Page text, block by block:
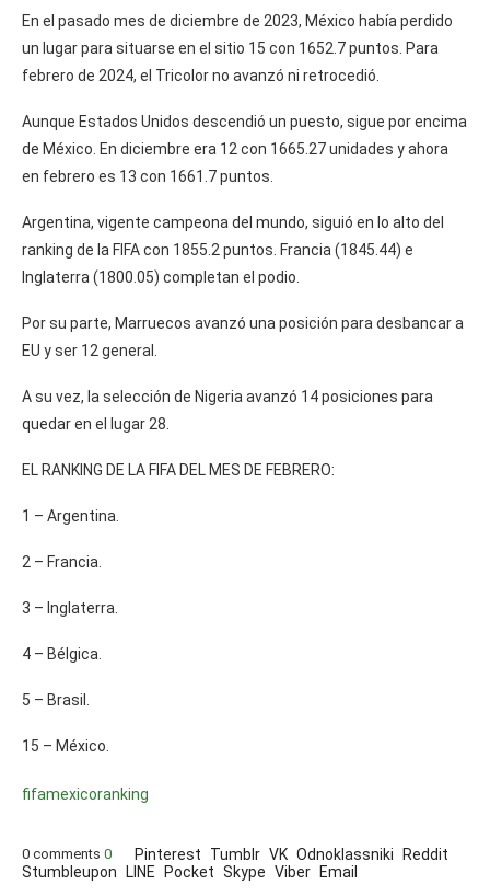
En el pasado mes de diciembre de 2023, México había perdido
un lugar para situarse en el sitio 15 con 1652.7 puntos. Para
febrero de 2024, el Tricolor no avanzó ni retrocedió.
Aunque Estados Unidos descendió un puesto, sigue por encima
de México. En diciembre era 12 con 1665.27 unidades y ahora
en febrero es 13 con 1661.7 puntos.
Argentina, vigente campeona del mundo, siguió en lo alto del
ranking de la FIFA con 1855.2 puntos. Francia (1845.44) e
Inglaterra (1800.05) completan el podio.
Por su parte, Marruecos avanzó una posición para desbancar a
EU y ser 12 general.
A su vez, la selección de Nigeria avanzó 14 posiciones para
quedar en el lugar 28.
EL RANKING DE LA FIFA DEL MES DE FEBRERO:
1 – Argentina.
2 – Francia.
3 – Inglaterra.
4 – Bélgica.
5 – Brasil.
15 – México.
fifamexicoranking
0 comments 0 Pinterest Tumblr VK Odnoklassniki Reddit
Stumbleupon LINE Pocket Skype Viber Email